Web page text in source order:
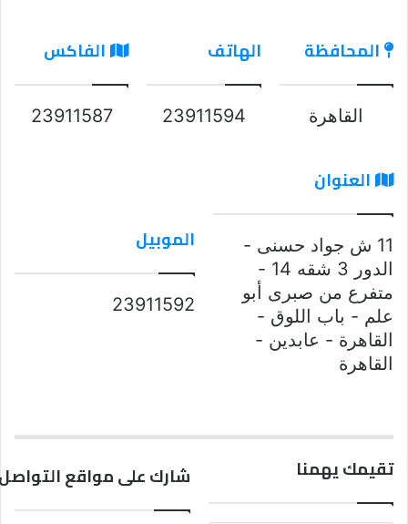
المحافظة
القاهرة
الهاتف
23911594
الفاكس
23911587
العنوان
11 ش جواد حسنى -
الدور 3 شقه 14 -
متفرع من صبرى أبو
علم - باب اللوق -
القاهرة - عابدين -
القاهرة
الموبيل
23911592
تقيمك يهمنا شارك على مواقع